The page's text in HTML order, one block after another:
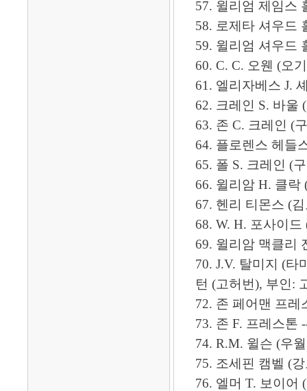
57. 윌리엄 제임스
58. 로제타 셔우드
59. 윌리엄 셔우드
60. C. C. 오웬 (오
61. 엘리자베스 J.
62. 크레인 S. 바울
63. 존 C. 크레인 (
64. 플로렌스 헤들
65. 폴 S. 크레인 (
66. 윌리암 H. 클락
67. 헨리 티몬스 (
68. W. H. 포사이드
69. 윌리암 맥클리
70. J.V. 탈미지 (타
턴 (고허번), 부인:
72. 존 페어맨 프레
73. 존 F. 프레스톤
74. R.M. 윌슨 (우
75. 조세핀 캠벨 (
76. 엘머 T. 보이어